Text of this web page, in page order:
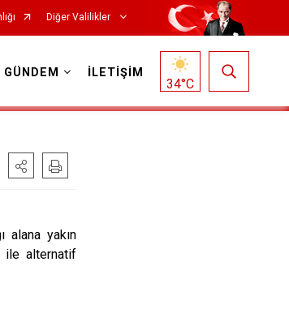
Diğer Valilikler
GÜNDEM İLETİŞİM
34°C
alana yakın
ile alternatif